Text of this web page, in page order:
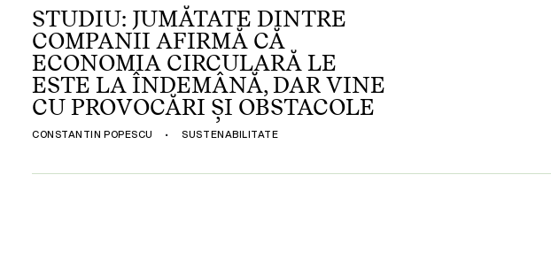
STUDIU: JUMĂTATE DINTRE
COMPANII AFIRMĂ CĂ
ECONOMIA CIRCULARĂ LE
ESTE LA ÎNDEMÂNĂ, DAR VINE
CU PROVOCĂRI ȘI OBSTACOLE
CONSTANTIN POPESCU • SUSTENABILITATE